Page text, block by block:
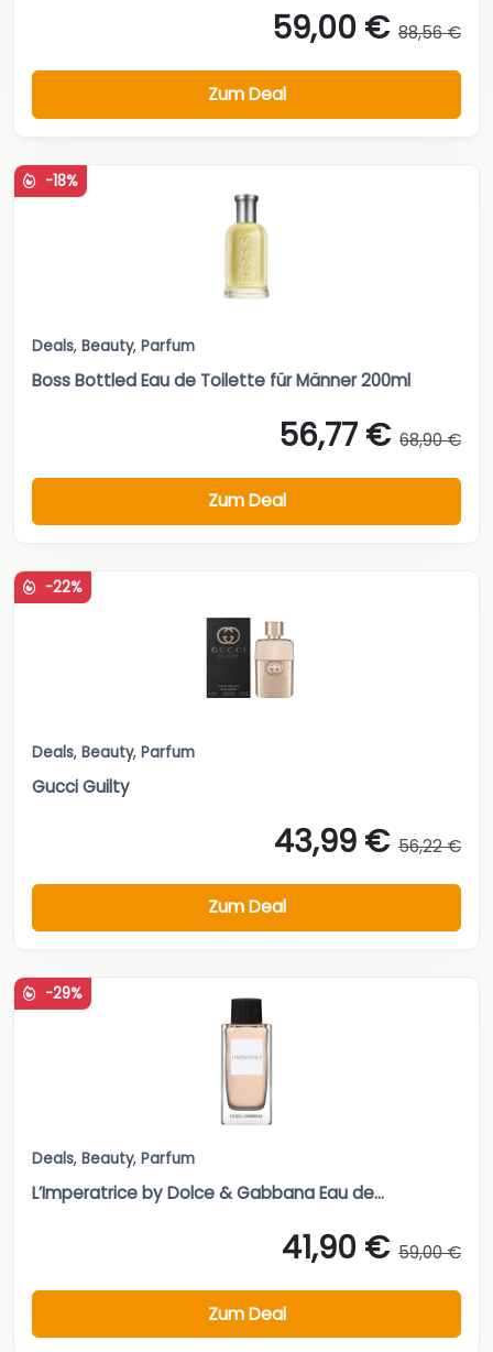
59,00 € 88,56 €
Zum Deal
-18%
Deals, Beauty, Parfum
Boss Bottled Eau de Toilette für Männer 200ml
56,77 € 68,90 €
Zum Deal
-22%
Deals, Beauty, Parfum
Gucci Guilty
43,99 € 56,22 €
Zum Deal
-29%
Deals, Beauty, Parfum
L’Imperatrice by Dolce & Gabbana Eau de...
41,90 € 59,00 €
Zum Deal